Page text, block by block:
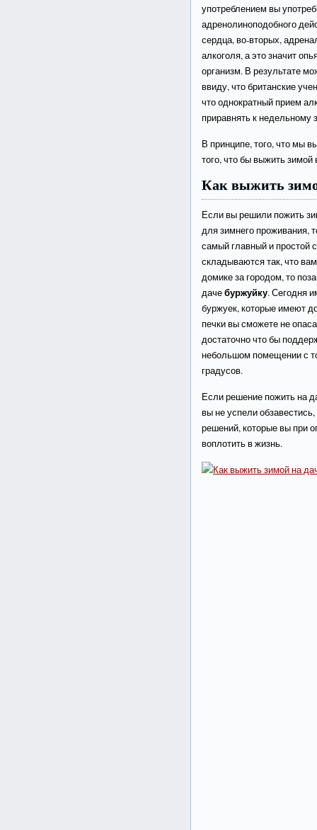
употреблением вы
адренолиноподобного
сердца, во-вторых,
алкоголя, а это значит
организм. В результате
ввиду, что британские
что однократный прием
приравнять к недельному
В принципе, того, что мы
того, что бы выжить зимой
Как выжить
Если вы решили пожить
для зимнего проживания,
самый главный и простой
складываются так, что
домике за городом, то
дачебуржуйку. Сегодня
буржуек, которые имеют
печки вы сможете не
достаточно что бы
небольшом помещении с
градусов.
Если решение пожить на
вы не успели
решений, которые вы при
воплотить в жизнь.